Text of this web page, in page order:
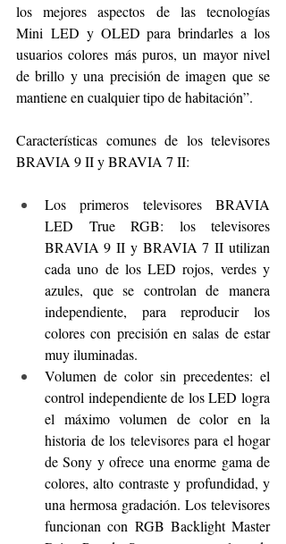
los mejores aspectos de las tecnologías
Mini LED y OLED para brindarles a los
usuarios colores más puros, un mayor nivel
de brillo y una precisión de imagen que se
mantiene en cualquier tipo de habitación”.
Características comunes de los televisores
BRAVIA 9 II y BRAVIA 7 II:
Los primeros televisores BRAVIA
LED True RGB: los televisores
BRAVIA 9 II y BRAVIA 7 II utilizan
cada uno de los LED rojos, verdes y
azules, que se controlan de manera
independiente, para reproducir los
colores con precisión en salas de estar
muy iluminadas.
Volumen de color sin precedentes: el
control independiente de los LED logra
el máximo volumen de color en la
historia de los televisores para el hogar
de Sony y ofrece una enorme gama de
colores, alto contraste y profundidad, y
una hermosa gradación. Los televisores
funcionan con RGB Backlight Master